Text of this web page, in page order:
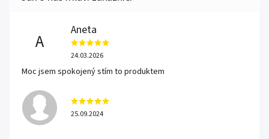
A
Aneta
24.03.2026
Moc jsem spokojený stím to produktem
25.09.2024